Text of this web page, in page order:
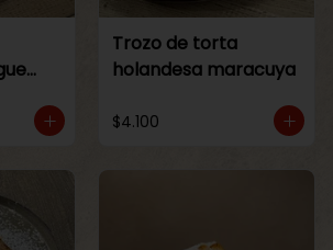
Trozo de torta
holandesa maracuya
$4.100